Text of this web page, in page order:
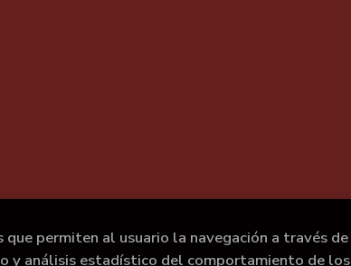
permiten al usuario la navegación a través de
y análisis estadístico del comportamiento de los